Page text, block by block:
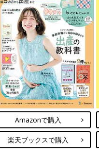
Amazonで購入
楽天ブックスで購入